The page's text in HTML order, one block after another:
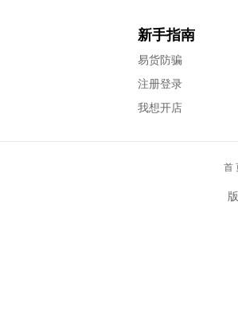
新手指南
易货防骗
注册登录
我想开店
首